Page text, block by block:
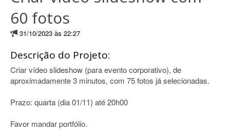
60 fotos
31/10/2023 às 22:27
Descrição do Projeto:
Criar vídeo slideshow (para evento corporativo), de
aproximadamente 3 minutos, com 75 fotos já selecionadas.
Prazo: quarta (dia 01/11) até 20h00
Favor mandar portfólio.